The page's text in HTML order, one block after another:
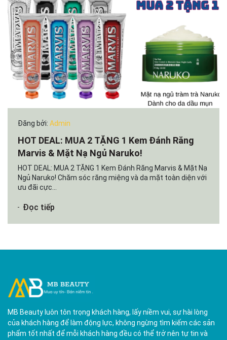
Đăng bởi: Admin
HOT DEAL: MUA 2 TẶNG 1 Kem Đánh Răng
Marvis & Mặt Nạ Ngủ Naruko!
HOT DEAL: MUA 2 TẶNG 1 Kem Đánh Răng Marvis & Mặt Nạ
Ngủ Naruko! Chăm sóc răng miệng và da mặt toàn diện với
ưu đãi cực...
Đọc tiếp
MB Beauty luôn tôn trọng khách hàng, lấy niềm vui, sự hài lòng
của khách hàng để làm động lực, không ngừng tìm kiếm các sản
phẩm tốt nhất để mỗi khách hàng đều có thể trở nên tự tin và